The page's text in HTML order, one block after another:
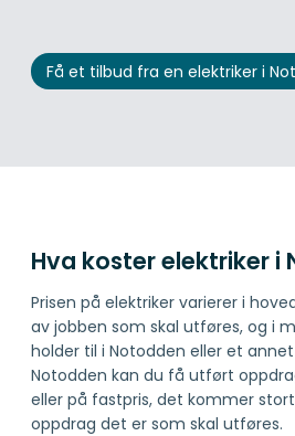
Få et tilbud fra en elektriker i
Hva koster elektriker i
Prisen på elektriker varierer i
av jobben som skal utføres, og i
holder til i Notodden eller et annet
Notodden kan du få utført
eller på fastpris, det kommer
oppdrag det er som skal utføres.